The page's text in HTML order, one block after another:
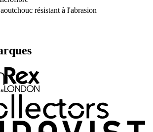
résistant à l'abrasion